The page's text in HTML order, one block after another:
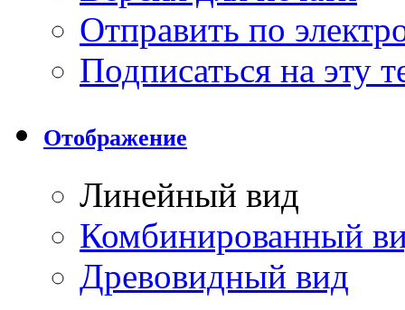
Отправить по
Подписаться на эту
Отображение
Линейный вид
Комбинированный
Древовидный вид